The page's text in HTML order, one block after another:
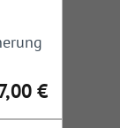
Preis:
€